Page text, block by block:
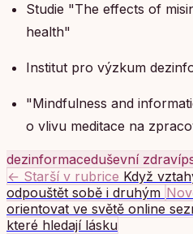
Studie "The effects of
health"
Institut pro výzkum
"Mindfulness and
o vlivu meditace na
dezinformaceduševní zdraví
← Starší v rubrice Když
odpouštět sobě i druhým
orientovat ve světě online
které hledají lásku